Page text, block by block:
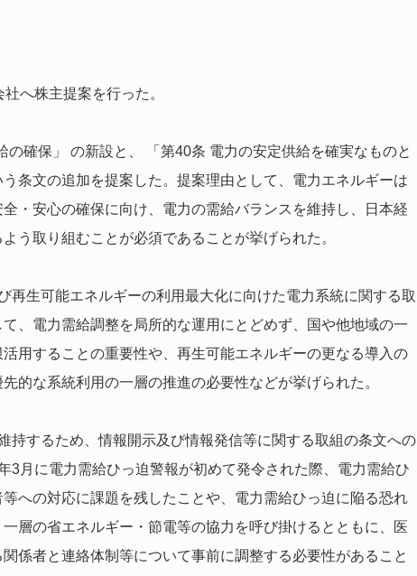
へ株主提案を行った。
確保」 の新設と、 「第40条 電力の安定供給を確実なものと
条文の追加を提案した。提案理由として、電力エネルギーは
・安心の確保に向け、電力の需給バランスを維持し、日本経
う取り組むことが必須であることが挙げられた。
再生可能エネルギーの利用最大化に向けた電力系統に関する取
、電力需給調整を局所的な運用にとどめず、国や他地域の一
用することの重要性や、再生可能エネルギーの更なる導入の
的な系統利用の一層の推進の必要性などが挙げられた。
持するため、情報開示及び情報発信等に関する取組の条文への
3月に電力需給ひっ迫警報が初めて発令された際、電力需給ひ
への対応に課題を残したことや、電力需給ひっ迫に陥る恐れ
層の省エネルギー・節電等の協力を呼び掛けるとともに、医
係者と連絡体制等について事前に調整する必要性があること